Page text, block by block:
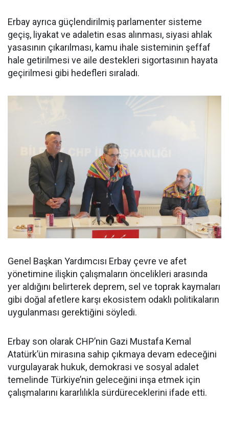
Erbay ayrıca güçlendirilmiş parlamenter sisteme
geçiş, liyakat ve adaletin esas alınması, siyasi ahlak
yasasının çıkarılması, kamu ihale sisteminin şeffaf
hale getirilmesi ve aile destekleri sigortasının hayata
geçirilmesi gibi hedefleri sıraladı.
Genel Başkan Yardımcısı Erbay çevre ve afet
yönetimine ilişkin çalışmaların öncelikleri arasında
yer aldığını belirterek deprem, sel ve toprak kaymaları
gibi doğal afetlere karşı ekosistem odaklı politikaların
uygulanması gerektiğini söyledi.
Erbay son olarak CHP’nin Gazi Mustafa Kemal
Atatürk’ün mirasına sahip çıkmaya devam edeceğini
vurgulayarak hukuk, demokrasi ve sosyal adalet
temelinde Türkiye’nin geleceğini inşa etmek için
çalışmalarını kararlılıkla sürdüreceklerini ifade etti.